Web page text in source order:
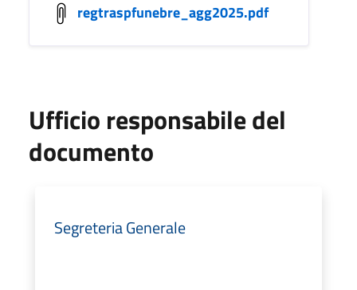
regtraspfunebre_agg2025.pdf
Ufficio responsabile del
documento
Segreteria Generale